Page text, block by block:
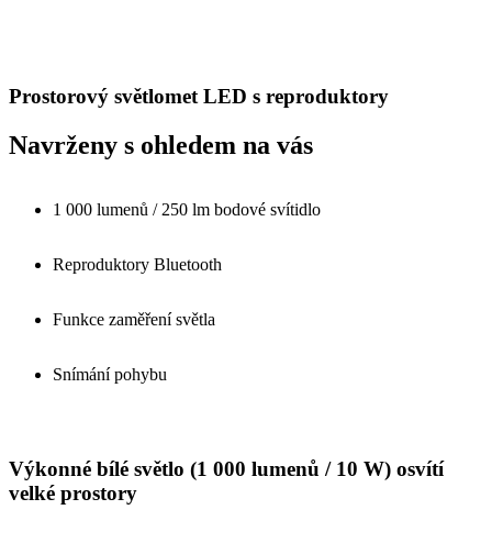
Prostorový světlomet LED s reproduktory
Navrženy s ohledem na vás
1 000 lumenů / 250 lm bodové svítidlo
Reproduktory Bluetooth
Funkce zaměření světla
Snímání pohybu
Výkonné bílé světlo (1 000 lumenů / 10 W) osvítí
velké prostory